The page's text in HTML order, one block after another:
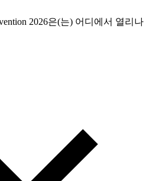
2026은(는) 어디에서 열리나